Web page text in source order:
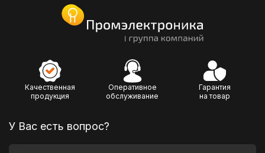
Качественная
продукция
Оперативное
обслуживание
Гарантия
на товар
У Вас есть вопрос?